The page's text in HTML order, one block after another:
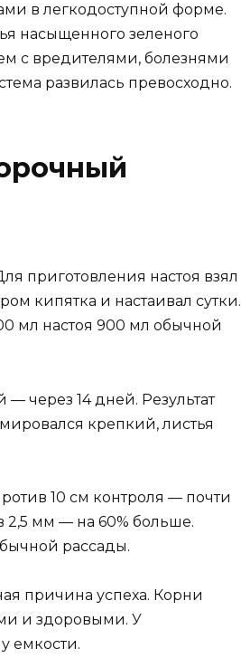
в легкодоступной форме.
насыщенного зеленого
с вредителями, болезнями
развилась превосходно.
приготовления настоя взял
кипятка и настаивал сутки.
мл настоя 900 мл обычной
через 14 дней. Результат
крепкий, листья
10 см контроля — почти
2,5 мм — на 60% больше.
рассады.
причина успеха. Корни
и здоровыми. У
емкости.